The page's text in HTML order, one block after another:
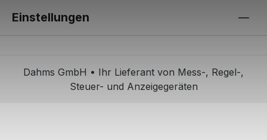
Einstellungen
Dahms GmbH • Ihr Lieferant von Mess-, Regel-,
Steuer- und Anzeigegeräten